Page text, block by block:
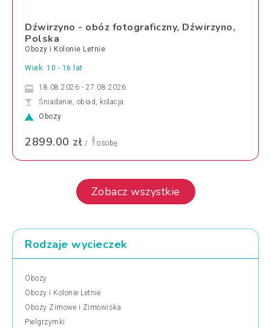
Dźwirzyno - obóz fotograficzny, Dźwirzyno,
Polska
Obozy i Kolonie Letnie
Wiek: 10 - 16 lat
18.08.2026 - 27.08.2026
Śniadanie, obiad, kolacja
Obozy
2899.00 zł / osobę
Zobacz wszystkie
Rodzaje wycieczek
Obozy
Obozy i Kolonie Letnie
Obozy Zimowe i Zimowiska
Pielgrzymki